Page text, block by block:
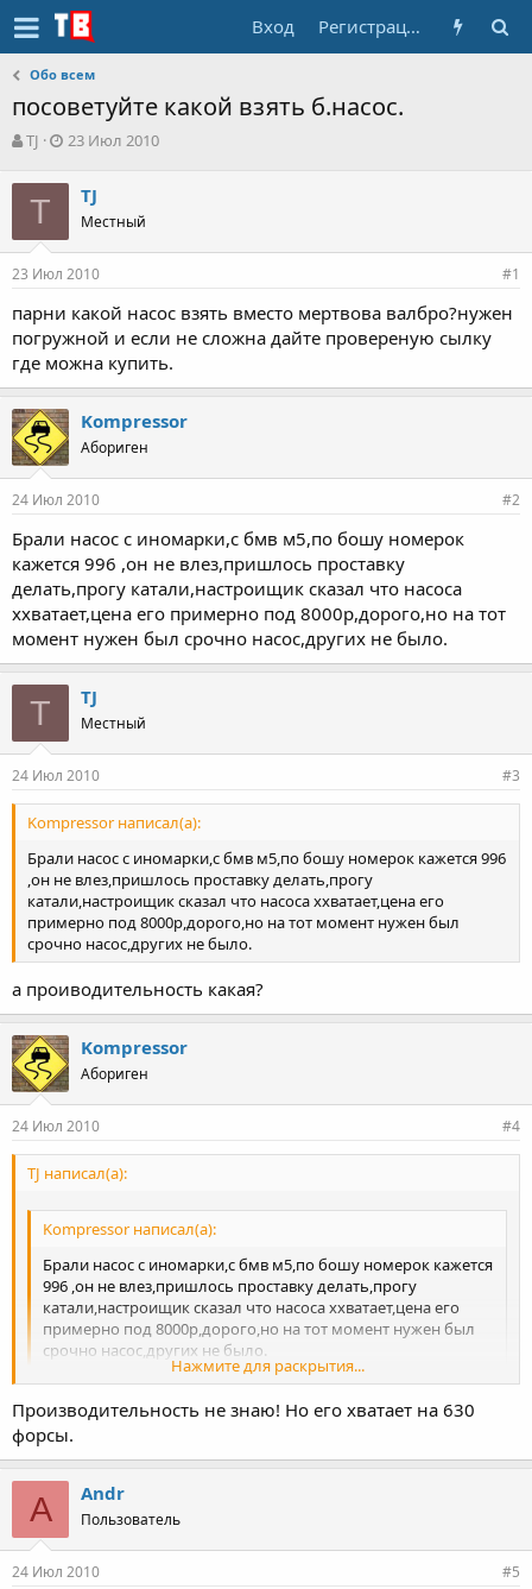
Вход Регистрация
Обо всем
посоветуйте какой взять б.насос.
А
т
о
т
е
ы
TJ
Д
т
а
ч
л
а
23 Июл 2010
T TJ
Местный
23 Июл 2010 #1
парни какой насос взять вместо мертвова валбро?нужен
погружной и если не сложна дайте провереную сылку
где можна купить.
Kompressor
Абориген
24 Июл 2010 #2
Брали насос с иномарки,с бмв м5,по бошу номерок
кажется 996 ,он не влез,пришлось проставку
делать,прогу катали,настроищик сказал что насоса
ххватает,цена его примерно под 8000р,дорого,но на тот
момент нужен был срочно насос,других не было.
T TJ
Местный
24 Июл 2010 #3
Kompressor написал(а):
Брали насос с иномарки,с бмв м5,по бошу номерок кажется 996
,он не влез,пришлось проставку делать,прогу
катали,настроищик сказал что насоса ххватает,цена его
примерно под 8000р,дорого,но на тот момент нужен был
срочно насос,других не было.
а проиводительность какая?
Kompressor
Абориген
24 Июл 2010 #4
TJ написал(а):
Kompressor написал(а):
Брали насос с иномарки,с бмв м5,по бошу номерок кажется
996 ,он не влез,пришлось проставку делать,прогу
катали,настроищик сказал что насоса ххватает,цена его
примерно под 8000р,дорого,но на тот момент нужен был
срочно насос,других не было.
Нажмите для раскрытия...
а проиводительность какая?
Нажмите для раскрытия...
Производительность не знаю! Но его хватает на 630
форсы.
A Andr
Пользователь
24 Июл 2010 #5